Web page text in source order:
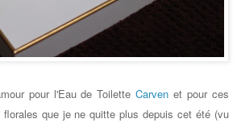
pour l'Eau de ToiletteCarven et pour ces
que je ne quitte plus depuis cet été (vu